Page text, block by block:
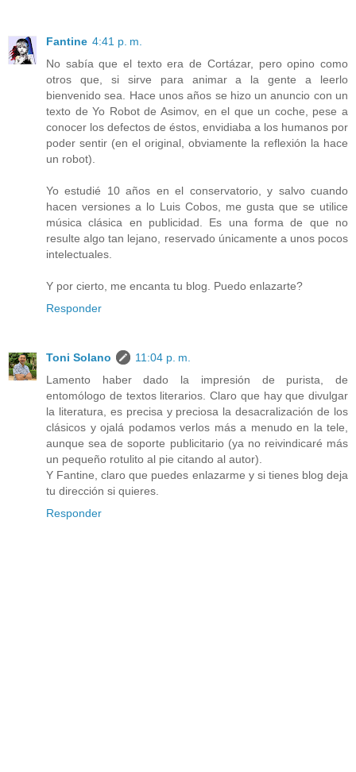
Fantine 4:41 p. m.
No sabía que el texto era de Cortázar, pero opino como
otros que, si sirve para animar a la gente a leerlo
bienvenido sea. Hace unos años se hizo un anuncio con un
texto de Yo Robot de Asimov, en el que un coche, pese a
conocer los defectos de éstos, envidiaba a los humanos por
poder sentir (en el original, obviamente la reflexión la hace
un robot).
Yo estudié 10 años en el conservatorio, y salvo cuando
hacen versiones a lo Luis Cobos, me gusta que se utilice
música clásica en publicidad. Es una forma de que no
resulte algo tan lejano, reservado únicamente a unos pocos
intelectuales.
Y por cierto, me encanta tu blog. Puedo enlazarte?
Responder
Toni Solano
11:04 p. m.
Lamento haber dado la impresión de purista, de
entomólogo de textos literarios. Claro que hay que divulgar
la literatura, es precisa y preciosa la desacralización de los
clásicos y ojalá podamos verlos más a menudo en la tele,
aunque sea de soporte publicitario (ya no reivindicaré más
un pequeño rotulito al pie citando al autor).
Y Fantine, claro que puedes enlazarme y si tienes blog deja
tu dirección si quieres.
Responder